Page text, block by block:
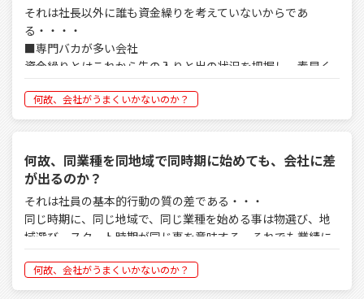
それは社長以外に誰も資金繰りを考えていないからであ
る・・・・
■専門バカが多い会社
資金繰りとはこれから先の入りと出の状況を把握し、素早く
『販売なくして事業なし、資金なくして継栄なし』これは経
営運営の常道であり、息を吸ったら吐くように繋がらないと
ない会社の共通点は専門バカが多い会社によく見受けられ
る。
専門バカとは自分の得意分野しか興味がなく、会社を運営す
るその他の施策に見向きもしない人の事であり、材料を仕入
く、その先の代金の回収・仕入れ代の支払等は何処吹く風状
態である。
何故、会社がうまくいかないのか？
何故、同業種を同地域で同時期に始めても、会社に差
が出るのか？
それは社員の基本的行動の質の差である・・・
同じ時期に、同じ地域で、同じ業種を始める事は物選び、地
域選び、スタート時期が同じ事を意味する。それでも業績に
私も同業種を同地域で同時期に始めたA社、B社をお手伝いす
るケースが幾つかありました。（時期はちがうけれど）
何故、会社がうまくいかないのか？